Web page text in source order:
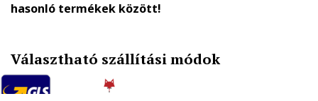
hasonló termékek között!
Választható szállítási módok